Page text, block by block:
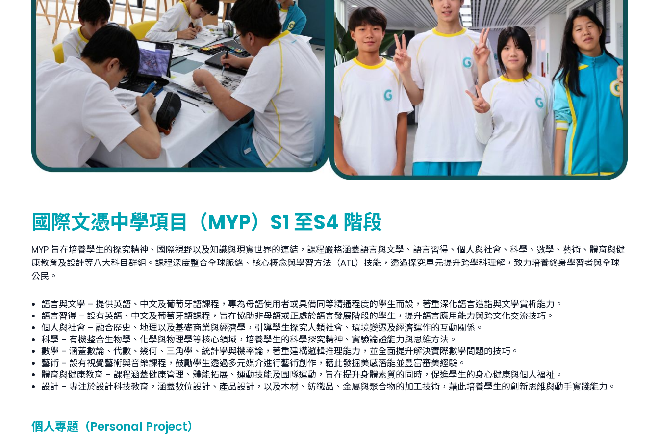
國際文憑中學項目（MYP）S1 至S4 階段
MYP 旨在培養學生的探究精神、國際視野以及知識與現實世界的連結，課程嚴格涵蓋語言與文學、語言習得、個人與社會、科學、數學、藝術、體育與健
康教育及設計等八大科目群組。課程深度整合全球脈絡、核心概念與學習方法（ATL）技能，透過探究單元提升跨學科理解，致力培養終身學習者與全球
公民。
語言與文學 – 提供英語、中文及葡萄牙語課程，專為母語使用者或具備同等精通程度的學生而設，著重深化語言造詣與文學賞析能力。
語言習得 – 設有英語、中文及葡萄牙語課程，旨在協助非母語或正處於語言發展階段的學生，提升語言應用能力與跨文化交流技巧。
個人與社會 – 融合歷史、地理以及基礎商業與經濟學，引導學生探究人類社會、環境變遷及經濟運作的互動關係。
科學 – 有機整合生物學、化學與物理學等核心領域，培養學生的科學探究精神、實驗論證能力與思維方法。
數學 – 涵蓋數論、代數、幾何、三角學、統計學與機率論，著重建構邏輯推理能力，並全面提升解決實際數學問題的技巧。
藝術 – 設有視覺藝術與音樂課程，鼓勵學生透過多元媒介進行藝術創作，藉此發掘美感潛能並豐富審美經驗。
體育與健康教育 – 課程涵蓋健康管理、體能拓展、運動技能及團隊運動，旨在提升身體素質的同時，促進學生的身心健康與個人福祉。
設計 – 專注於設計科技教育，涵蓋數位設計、產品設計，以及木材、紡織品、金屬與聚合物的加工技術，藉此培養學生的創新思維與動手實踐能力。
個人專題（Personal Project）